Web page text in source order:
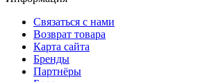
Связаться с нами
Возврат товара
Карта сайта
Бренды
Партнёры